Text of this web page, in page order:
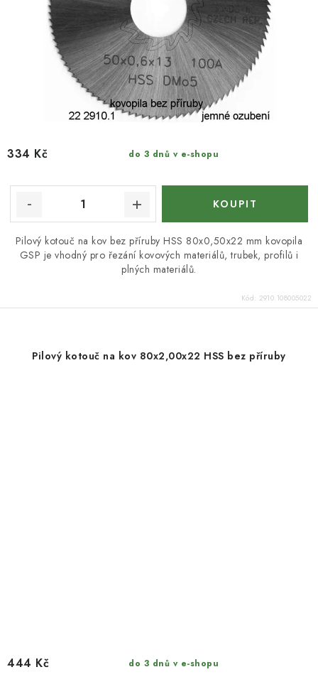
do 3 dnů v e-shopu
334 Kč
Pilový kotouč na kov bez příruby HSS 80x0,50x22 mm kovopila
GSP je vhodný pro řezání kovových materiálů, trubek, profilů i
plných materiálů.
Kód: 2910.108005022
Pilový kotouč na kov 80x2,00x22 HSS bez příruby
do 3 dnů v e-shopu
444 Kč